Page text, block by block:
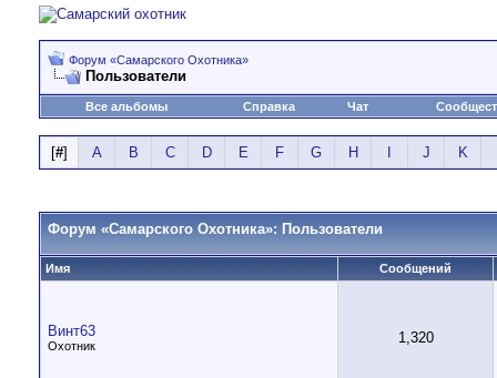
Форум «Самарского Охотника»
Пользователи
Все альбомы Справка Чат
[#] A B C D E F G H J K
Форум «Самарского Охотника»: Пользователи
Имя Сообщений
Винт63
Охотник 1,320